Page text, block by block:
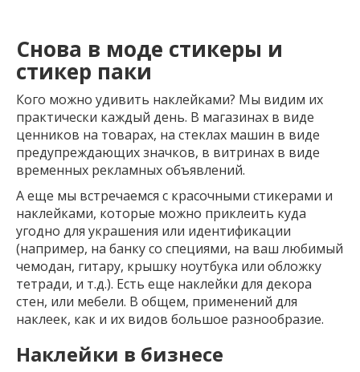
Снова в моде стикеры и
стикер паки
Кого можно удивить наклейками? Мы видим их
практически каждый день. В магазинах в виде
ценников на товарах, на стеклах машин в виде
предупреждающих значков, в витринах в виде
временных рекламных объявлений.
А еще мы встречаемся с красочными стикерами и
наклейками, которые можно приклеить куда
угодно для украшения или идентификации
(например, на банку со специями, на ваш любимый
чемодан, гитару, крышку ноутбука или обложку
тетради, и т.д.). Есть еще наклейки для декора
стен, или мебели. В общем, применений для
наклеек, как и их видов большое разнообразие.
Наклейки в бизнесе